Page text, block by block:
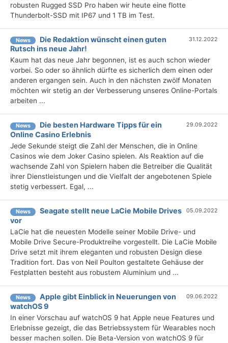
robusten Rugged SSD Pro haben wir heute eine flotte
Thunderbolt-SSD mit IP67 und 1 TB im Test.
News
Die Redaktion wünscht einen guten
Rutsch ins neue Jahr!
31.12.2022
Kaum hat das neue Jahr begonnen, ist es auch schon wieder
vorbei. So oder so ähnlich dürfte es sicherlich dem einen oder
anderen ergangen sein. Auch in den nächsten zwölf Monaten
möchten wir stetig an der Verbesserung unseres Online-Portals
arbeiten ...
News
Die besten Hardware Tipps für ein
Online Casino Erlebnis
29.09.2022
Jede Sekunde steigt die Zahl der Menschen, die in Online
Casinos wie dem Joker Casino spielen. Als Reaktion auf die
wachsende Zahl von Spielern haben die Betreiber die Qualität
ihrer Dienstleistungen und die Vielfalt der angebotenen Spiele
stetig verbessert. Egal, ...
News
Seagate stellt neue LaCie Mobile Drives
vor
05.09.2022
LaCie hat die neuesten Modelle seiner Mobile Drive- und
Mobile Drive Secure-Produktreihe vorgestellt. Die LaCie Mobile
Drive setzt mit ihrem eleganten und robusten Design diese
Tradition fort. Das von Neil Poulton gestaltete Gehäuse der
Festplatten besteht aus robustem Aluminium und ...
News
Apple gibt Einblick in Neuerungen von
watchOS 9
09.06.2022
In einer Vorschau auf watchOS 9 hat Apple neue Features und
Erlebnisse gezeigt, die das Betriebssystem für Wearables noch
besser machen sollen. Die Beta-Version von watchOS 9 für